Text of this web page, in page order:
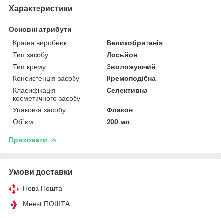
Характеристики
Основні атрибути
Країна виробник
Великобританія
Тип засобу
Лосьйон
Тип крему
Зволожуючий
Консистенція засобу
Кремоподібна
Класифікація
косметичного засобу
Селективна
Упаковка засобу
Флакон
Об`єм
200 мл
Приховати
Умови доставки
Нова Пошта
Meest ПОШТА